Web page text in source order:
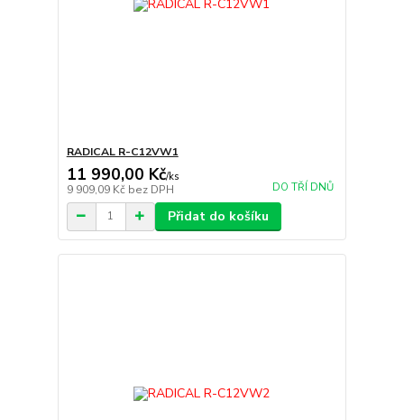
RADICAL R-C12VW1
11 990,00 Kč/ks
9 909,09 Kč bez DPH DO TŘÍ DNŮ
Přidat do košíku